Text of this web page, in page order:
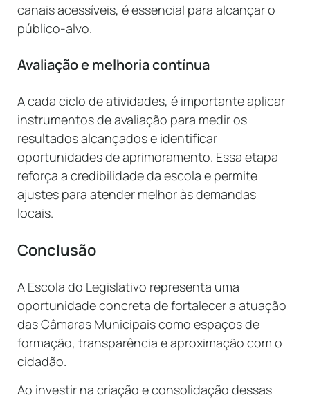
canais acessíveis, é essencial para alcançar o
público-alvo.
Avaliação e melhoria contínua
A cada ciclo de atividades, é importante aplicar
instrumentos de avaliação para medir os
resultados alcançados e identificar
oportunidades de aprimoramento. Essa etapa
reforça a credibilidade da escola e permite
ajustes para atender melhor às demandas
locais.
Conclusão
A Escola do Legislativo representa uma
oportunidade concreta de fortalecer a atuação
das Câmaras Municipais como espaços de
formação, transparência e aproximação com o
cidadão.
Ao investir na criação e consolidação dessas